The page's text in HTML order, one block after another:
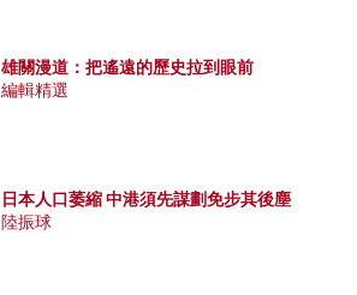
雄關漫道：把遙遠的歷史拉到眼前
編輯精選
日本人口萎縮 中港須先謀劃免步其後塵
陸振球